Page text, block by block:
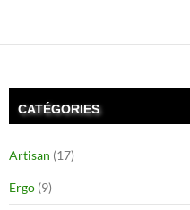
CATÉGORIES
Artisan (17)
Ergo (9)